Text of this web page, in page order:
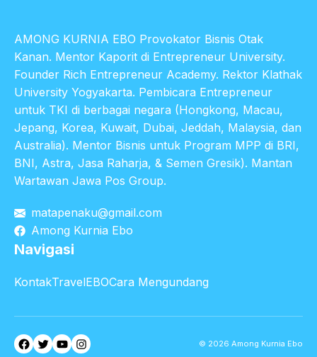
AMONG KURNIA EBO Provokator Bisnis Otak
Kanan. Mentor Kaporit di Entrepreneur University.
Founder Rich Entrepreneur Academy. Rektor Klathak
University Yogyakarta. Pembicara Entrepreneur
untuk TKI di berbagai negara (Hongkong, Macau,
Jepang, Korea, Kuwait, Dubai, Jeddah, Malaysia, dan
Australia). Mentor Bisnis untuk Program MPP di BRI,
BNI, Astra, Jasa Raharja, & Semen Gresik). Mantan
Wartawan Jawa Pos Group.
matapenaku@gmail.com
Among Kurnia Ebo
Navigasi
KontakTravelEBOCara Mengundang
Facebook
TwitterYouTube
Instagram © 2026 Among Kurnia Ebo